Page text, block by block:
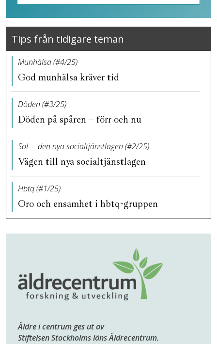
Tips från tidigare teman
Munhälsa (#4/25)
God munhälsa kräver tid
Döden (#3/25)
Döden på spåren – förr och nu
SoL – den nya socialtjänstlagen (#2/25)
Vägen till nya socialtjänstlagen
Hbtq (#1/25)
Oro och ensamhet i hbtq-gruppen
Äldre i centrum ges ut av
Stiftelsen Stockholms läns Äldrecentrum.